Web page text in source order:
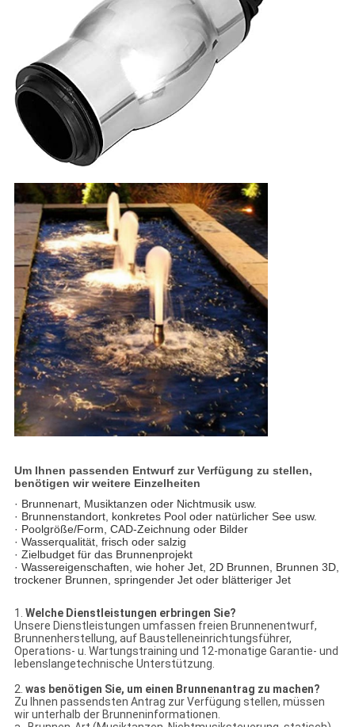
Um Ihnen passenden Entwurf zur Verfügung zu stellen,
benötigen wir weitere Einzelheiten
· Brunnenart, Musiktanzen oder Nichtmusik usw.
· Brunnenstandort, konkretes Pool oder natürlicher See usw.
· Poolgröße/Form, CAD-Zeichnung oder Bilder
· Wasserqualität, frisch oder salzig
· Zielbudget für das Brunnenprojekt
· Wassereigenschaften, wie hoher Jet, 2D Brunnen, Brunnen 3D,
trockener Brunnen, springender Jet oder blätteriger Jet
1. Welche Dienstleistungen erbringen Sie?
Unsere Dienstleistungen umfassen freien Brunnenentwurf,
Brunnenherstellung, auf Baustelleneinrichtungsführer,
Operations- u. Wartungstraining und 12-monatige Garantie- und
lebenslangetechnische Unterstützung.
2. was benötigen Sie, um einen Brunnenantrag zu machen?
Zu Ihnen passendsten Antrag zur Verfügung stellen, müssen
wir unterhalb der Brunneninformationen.